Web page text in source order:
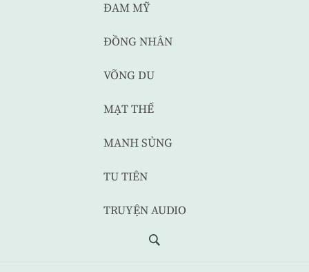
ĐAM MỸ
ĐỒNG NHÂN
VÕNG DU
MẠT THẾ
MANH SỦNG
TU TIÊN
TRUYỆN AUDIO